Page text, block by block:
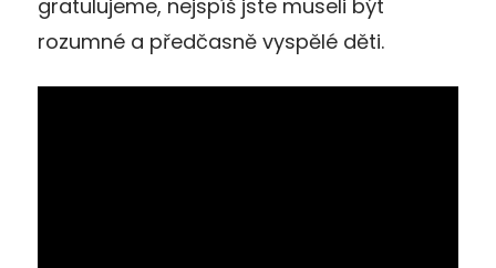
gratulujeme, nejspíš jste museli být
rozumné a předčasně vyspělé děti.